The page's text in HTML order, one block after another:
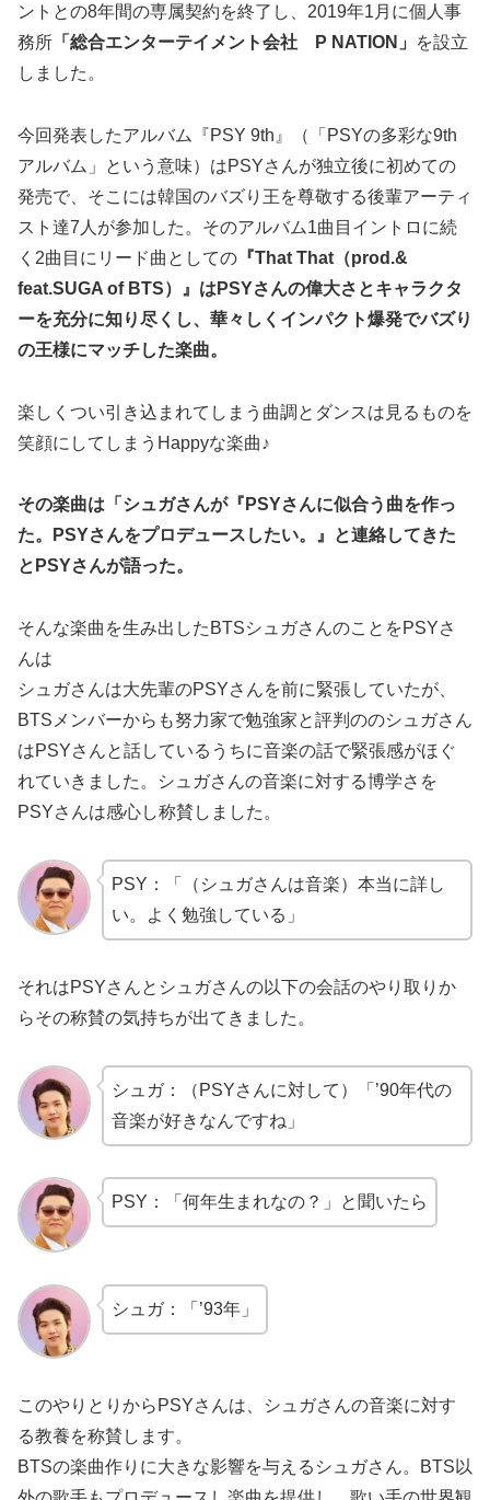
ントとの8年間の専属契約を終了し、2019年1月に個人事
務所 「総合エンターテイメント会社 P NATION」
を設立
しました。
今回発表したアルバム『PSY 9th』（「PSYの多彩な9th
アルバム」という意味）はPSYさんが独立後に初めての
発売で、そこには韓国のバズり王を尊敬する後輩アーティ
スト達7人が参加した。そのアルバム1曲目イントロに続
く2曲目にリード曲としての 『That That（prod.&
feat.SUGA of BTS）』はPSYさんの偉大さとキャラクタ
ーを充分に知り尽くし、華々しくインパクト爆発でバズり
の王様にマッチした楽曲。
楽しくつい引き込まれてしまう曲調とダンスは見るものを
笑顔にしてしまうHappyな楽曲♪
その楽曲は「シュガさんが『PSYさんに似合う曲を作っ
た。PSYさんをプロデュースしたい。』と連絡してきた
とPSYさんが語った。
そんな楽曲を生み出したBTSシュガさんのことをPSYさ
んは
シュガさんは大先輩のPSYさんを前に緊張していたが、
BTSメンバーからも努力家で勉強家と評判ののシュガさん
はPSYさんと話しているうちに音楽の話で緊張感がほぐ
れていきました。シュガさんの音楽に対する博学さを
PSYさんは感心し称賛しました。
PSY：「（シュガさんは音楽）本当に詳し
い。よく勉強している」
それはPSYさんとシュガさんの以下の会話のやり取りか
らその称賛の気持ちが出てきました。
シュガ：（PSYさんに対して）「’90年代の
音楽が好きなんですね」
PSY：「何年生まれなの？」と聞いたら
シュガ：「’93年」
このやりとりからPSYさんは、シュガさんの音楽に対す
る教養を称賛します。
BTSの楽曲作りに大きな影響を与えるシュガさん。BTS以